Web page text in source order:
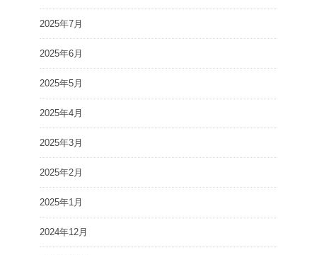
2025年7月
2025年6月
2025年5月
2025年4月
2025年3月
2025年2月
2025年1月
2024年12月